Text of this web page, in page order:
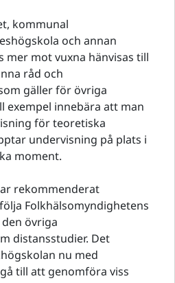
kommunal
och annan
mot vuxna hänvisas till
råd och
gäller för övriga
exempel innebära att man
för teoretiska
undervisning på plats i
moment.
rekommenderat
Folkhälsomyndighetens
övriga
distansstudier. Det
nu med
till att genomföra viss